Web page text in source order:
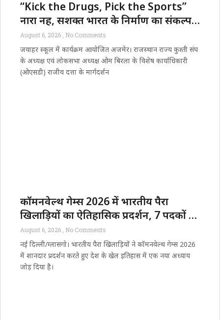
“Kick the Drugs, Pick the Sports”
नारा नहीं, सशक्त भारत के निर्माण का संकल्प
है- डॉ. शर्मा
August 6, 2026 No Comments
जवाहर स्कूल में कार्यक्रम आयोजित अजमेर। राजस्थान राज्य कुश्ती संघ
के अध्यक्ष एवं लोकसभा अध्यक्ष ओम बिरला के विशेष कार्याधिकारी
(ओएसडी) राजीव दत्ता के मार्गदर्शन
कॉमनवेल्थ गेम्स 2026 में भारतीय पैरा
खिलाड़ियों का ऐतिहासिक प्रदर्शन, 7 पदकों के
साथ रचा नया कीर्तिमान
August 6, 2026 No Comments
नई दिल्ली/ग्लासगो। भारतीय पैरा खिलाड़ियों ने कॉमनवेल्थ गेम्स 2026
में शानदार प्रदर्शन करते हुए देश के खेल इतिहास में एक नया अध्याय
जोड़ दिया है।